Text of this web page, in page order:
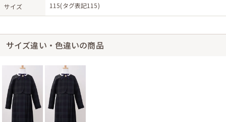
サイズ 115(タグ表記115)
サイズ違い・色違いの商品